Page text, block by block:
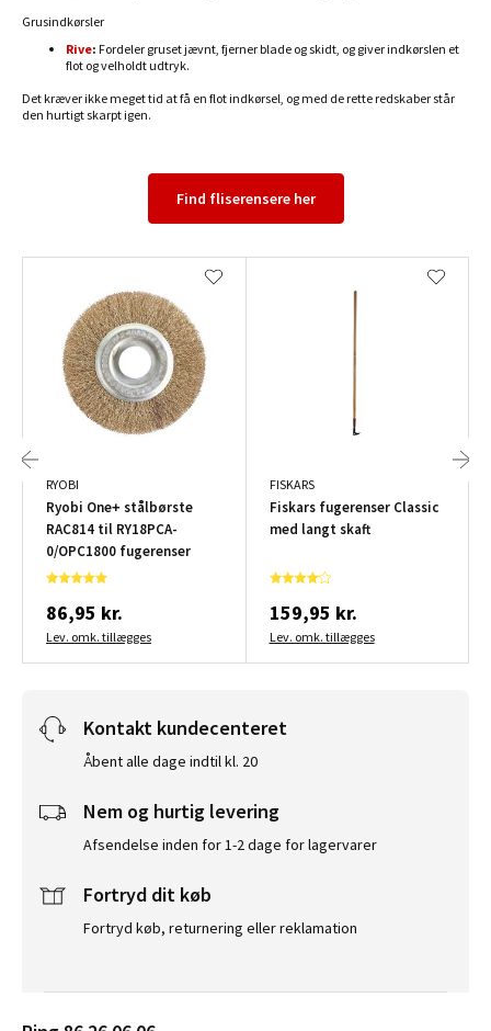
Grusindkørsler
Rive: Fordeler gruset jævnt, fjerner blade og skidt, og giver indkørslen et
flot og velholdt udtryk.
Det kræver ikke meget tid at få en flot indkørsel, og med de rette redskaber står
den hurtigt skarpt igen.
Find fliserensere her
RYOBI
Ryobi One+ stålbørste
RAC814 til RY18PCA-
0/OPC1800 fugerenser
86,95 kr.
Lev. omk. tillægges
FISKARS
Fiskars fugerenser Classic
med langt skaft
159,95 kr.
Lev. omk. tillægges
Kontakt kundecenteret
Åbent alle dage indtil kl. 20
Nem og hurtig levering
Afsendelse inden for 1-2 dage for lagervarer
Fortryd dit køb
Fortryd køb, returnering eller reklamation